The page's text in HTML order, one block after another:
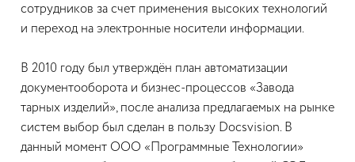
сотрудников за счет применения высоких технологий
и переход на электронные носители информации.
В 2010 году был утверждён план автоматизации
документооборота и бизнес-процессов «Завода
тарных изделий», после анализа предлагаемых на рынке
систем выбор был сделан в пользу Docsvision. В
данный момент ООО «Программные Технологии»